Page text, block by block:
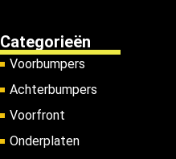
Categorieën
Voorbumpers
Achterbumpers
Voorfront
Onderplaten